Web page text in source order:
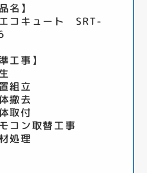
名】
コキュート SRT-
工事】
組立
撤去
取付
コン取替工事
処理